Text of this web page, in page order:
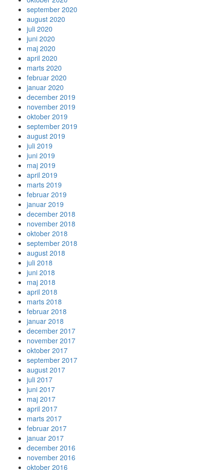
september 2020
august 2020
juli 2020
juni 2020
maj 2020
april 2020
marts 2020
februar 2020
januar 2020
december 2019
november 2019
oktober 2019
september 2019
august 2019
juli 2019
juni 2019
maj 2019
april 2019
marts 2019
februar 2019
januar 2019
december 2018
november 2018
oktober 2018
september 2018
august 2018
juli 2018
juni 2018
maj 2018
april 2018
marts 2018
februar 2018
januar 2018
december 2017
november 2017
oktober 2017
september 2017
august 2017
juli 2017
juni 2017
maj 2017
april 2017
marts 2017
februar 2017
januar 2017
december 2016
november 2016
oktober 2016